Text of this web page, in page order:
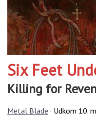
Six Feet
Killing for
Metal Blade · Udkom 10.